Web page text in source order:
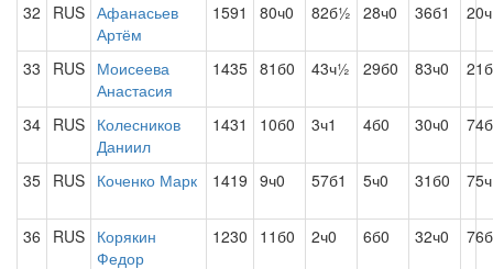
32 RUS Афанасьев
Артём
1591 80ч0 82б½ 28ч0 36б1
33 RUS Моисеева
Анастасия
1435 81б0 43ч½ 29б0 83ч0
34 RUS Колесников
Даниил
1431 10б0 3ч1 4б0 30ч0
35 RUS Коченко Марк 1419 9ч0 57б1 5ч0 31б0
36 RUS Корякин
Федор
1230 11б0 2ч0 6б0 32ч0